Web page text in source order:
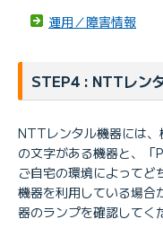
運用／障害情報
STEP4 : NTTレン
NTTレンタル機器には、
の文字がある機器と、「
ご自宅の環境によってど
機器を利用している場
器のランプを確認してく